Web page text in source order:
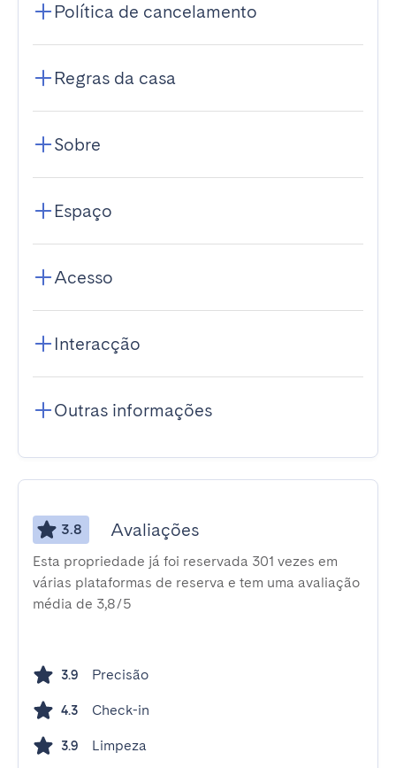
Política de cancelamento
Regras da casa
Sobre
Espaço
Acesso
Interacção
Outras informações
3.8 Avaliações
Esta propriedade já foi reservada 301 vezes em
várias plataformas de reserva e tem uma avaliação
média de 3,8/5
3.9 Precisão
4.3 Check-in
3.9 Limpeza